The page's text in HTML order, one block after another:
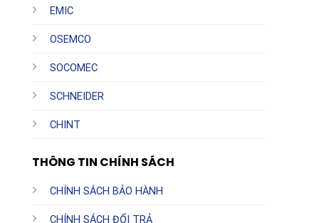
EMIC
OSEMCO
SOCOMEC
SCHNEIDER
CHINT
THÔNG TIN CHÍNH SÁCH
CHÍNH SÁCH BẢO HÀNH
CHÍNH SÁCH ĐỔI TRẢ